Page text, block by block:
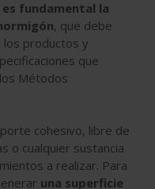
fundamental la
, que debe
los productos y
que
Métodos
cohesivo, libre de
o cualquier sustancia
a realizar. Para
una superficie